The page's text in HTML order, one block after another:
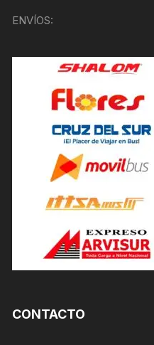
ENVÍOS:
CONTACTO